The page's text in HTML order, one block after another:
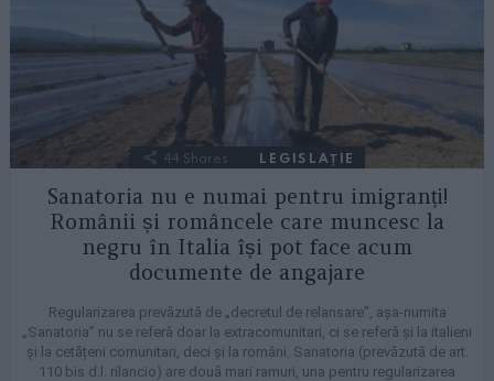
44 Shares LEGISLAȚIE
Sanatoria nu e numai pentru imigranți!
Românii și româncele care muncesc la
negru în Italia își pot face acum
documente de angajare
Regularizarea prevăzută de „decretul de relansare”, așa-numita
„Sanatoria” nu se referă doar la extracomunitari, ci se referă și la italieni
și la cetățeni comunitari, deci și la români. Sanatoria (prevăzută de art.
110 bis d.l. rilancio) are două mari ramuri, una pentru regularizarea